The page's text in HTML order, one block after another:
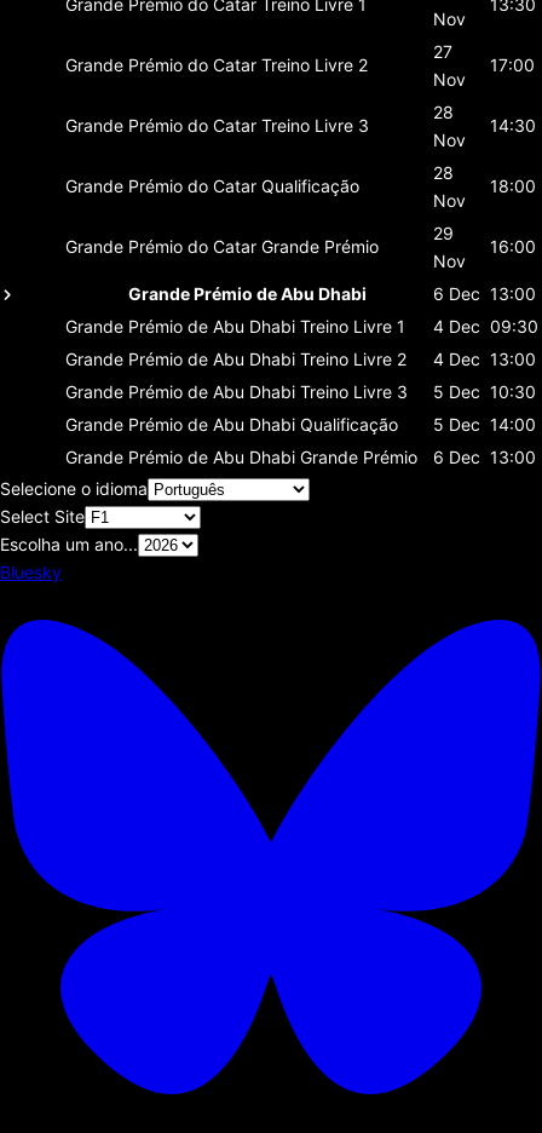
Nov
Grande Prémio do Catar Treino Livre 2
27
Nov
17:00
Grande Prémio do Catar Treino Livre 3
28
Nov
14:30
Grande Prémio do Catar Qualificação
28
Nov
18:00
Grande Prémio do Catar Grande Prémio
29
Nov
16:00
Grande Prémio de Abu Dhabi 6 Dec 13:00
Grande Prémio de Abu Dhabi Treino Livre 1 4 Dec 09:30
Grande Prémio de Abu Dhabi Treino Livre 2 4 Dec 13:00
Grande Prémio de Abu Dhabi Treino Livre 3 5 Dec 10:30
Grande Prémio de Abu Dhabi Qualificação 5 Dec 14:00
Grande Prémio de Abu Dhabi Grande Prémio 6 Dec 13:00
Selecione o idioma
Select Site
Escolha um ano...
Bluesky